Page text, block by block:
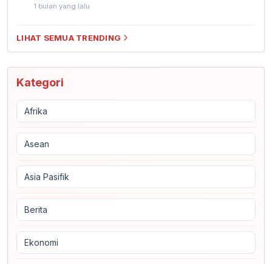
1 bulan yang lalu
LIHAT SEMUA TRENDING
Kategori
Afrika
Asean
Asia Pasifik
Berita
Ekonomi